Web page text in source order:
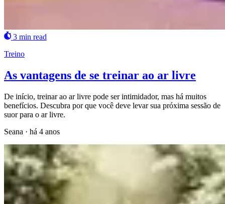
3 min read
Treino
As vantagens de se treinar ao ar livre
De início, treinar ao ar livre pode ser intimidador, mas há muitos
benefícios. Descubra por que você deve levar sua próxima sessão de
suor para o ar livre.
Seana · há 4 anos